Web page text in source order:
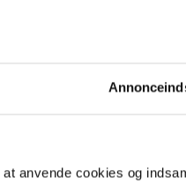
anvende cookies og